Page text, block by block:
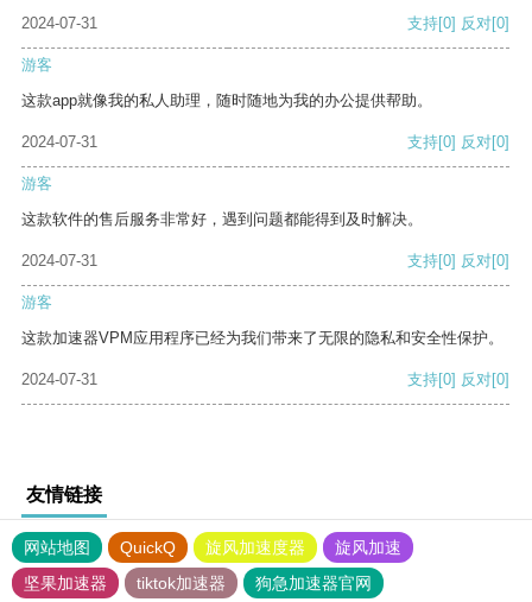
2024-07-31
支持[0] 反对[0]
游客
这款app就像我的私人助理，随时随地为我的办公提供帮助。
2024-07-31 支持[0] 反对[0]
游客
这款软件的售后服务非常好，遇到问题都能得到及时解决。
2024-07-31 支持[0] 反对[0]
游客
这款加速器VPM应用程序已经为我们带来了无限的隐私和安全性保护。
2024-07-31 支持[0] 反对[0]
友情链接
网站地图 QuickQ 旋风加速度器
旋风加速
坚果加速器
tiktok加速器
狗急加速器官网